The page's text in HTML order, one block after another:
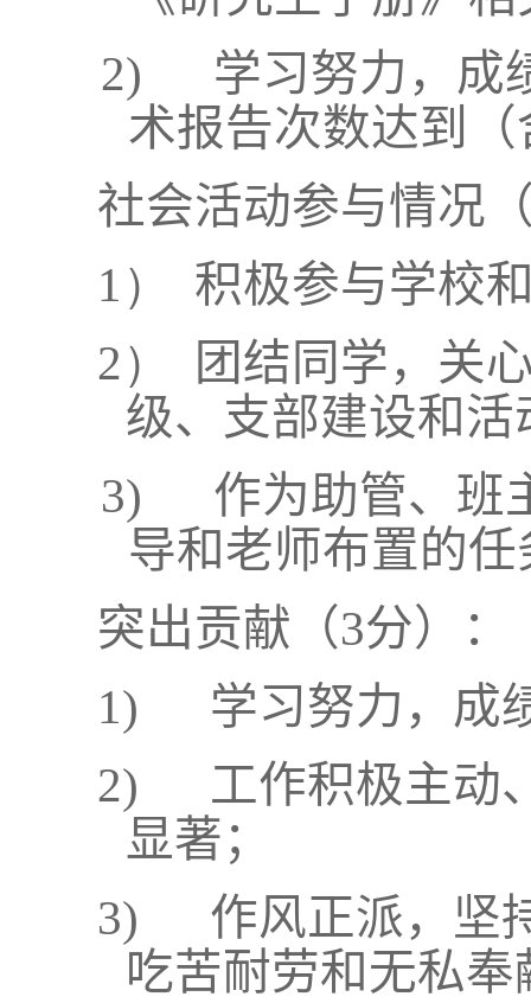
2)
学习努力，成
术报告次数达到（
社会活动参与情况
1）
积极参与学校
2）
团结同学，关
级、支部建设和活
3)
作为助管、班
导和老师布置的
突出贡献（3分）：
1)
学习努力，成
2)
工作积极主动
显著；
3)
作风正派，坚
吃苦耐劳和无私